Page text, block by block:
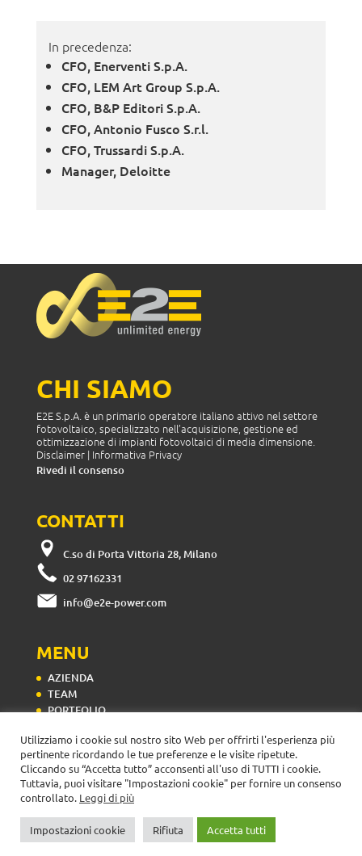
In precedenza:
CFO, Enerventi S.p.A.
CFO, LEM Art Group S.p.A.
CFO, B&P Editori S.p.A.
CFO, Antonio Fusco S.r.l.
CFO, Trussardi S.p.A.
Manager, Deloitte
CHI SIAMO
E2E S.p.A. è un primario operatore italiano attivo nel settore
fotovoltaico, specializzato nell’acquisizione, gestione ed
ottimizzazione di impianti fotovoltaici di media dimensione.
Disclaimer| Informativa Privacy
Rivedi il consenso
CONTATTI
C.so di Porta Vittoria 28, Milano
02 97162331
info@e2e-power.com
MENU
AZIENDA
TEAM
PORTFOLIO
E2E S.p.A. | Corso di Porta Vittoria 28 - 20122 Milano | P. IVA e C.F.
11514650966 |Web Design:Periwinkle
Utilizziamo i cookie sul nostro sito Web per offrirti l'esperienza più
pertinente ricordando le tue preferenze e le visite ripetute.
Cliccando su “Accetta tutto” acconsenti all'uso di TUTTI i cookie.
Tuttavia, puoi visitare "Impostazioni cookie" per fornire un consenso
controllato. Leggi di più
Impostazioni cookie Rifiuta Accetta tutti